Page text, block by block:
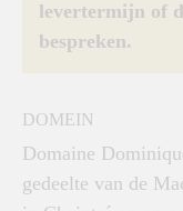
levertermijn of
bespreken.
DOMEIN
Domaine
gedeelte van de